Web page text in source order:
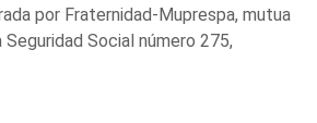
por Fraternidad-Muprespa, mutua
Social número 275,